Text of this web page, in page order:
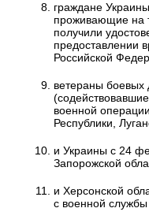
граждане
проживающие на
получили
предоставлении
Российской
ветераны боевых
военной
Республики,
и Украины с 24
Запорожской
и Херсонской
с военной